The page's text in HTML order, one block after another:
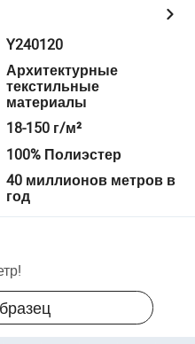
Y240120
Архитектурные
текстильные
материалы
18-150 г/м²
100% Полиэстер
40 миллионов метров в
год
!